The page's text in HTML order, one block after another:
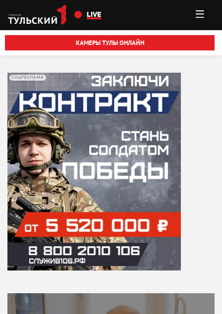
Перейти к основному содержанию
LIVE
КАМЕРЫ ТУЛЫ ОНЛАЙН
СОЦРЕКЛАМА